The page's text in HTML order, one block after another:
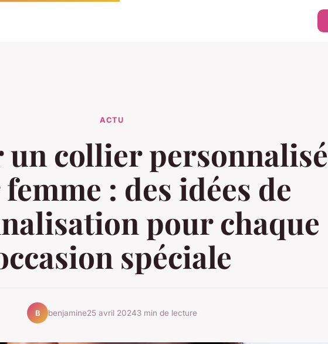
ACTU
un collier personnalisé
: des idées de
pour chaque
spéciale
B benjamine25 avril 20243 min de lecture